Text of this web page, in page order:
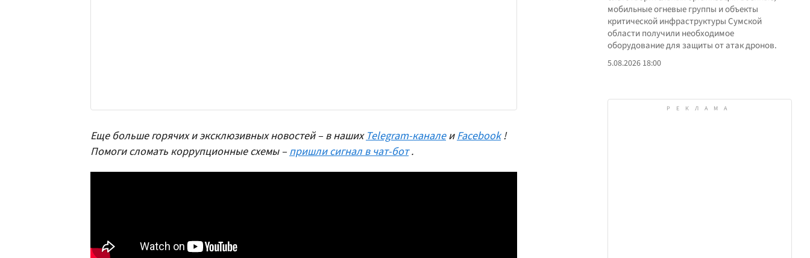
Еще больше горячих и эксклюзивных новостей – в наших Telegram-канале и Facebook !
Помоги сломать коррупционные схемы – пришли сигнал в чат-бот .
мобильные огневые группы и объекты
критической инфраструктуры Сумской
области получили необходимое
оборудование для защиты от атак дронов.
5.08.2026 18:00